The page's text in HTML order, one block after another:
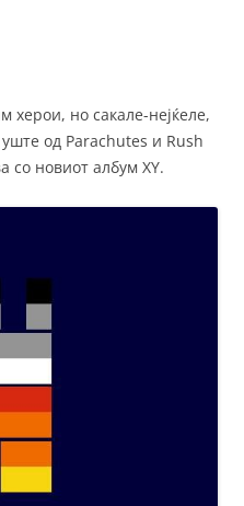
херои, но сакале-нејќеле,
од Parachutes и Rush
со новиот албум XY.